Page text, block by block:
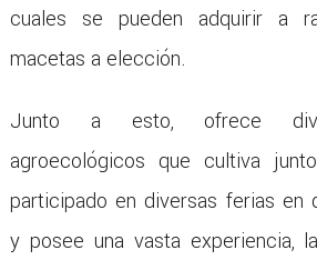
cuales se pueden adquirir a
macetas a elección.
Junto a esto, ofrece
agroecológicos que cultiva
participado en diversas ferias en
y posee una vasta experiencia,